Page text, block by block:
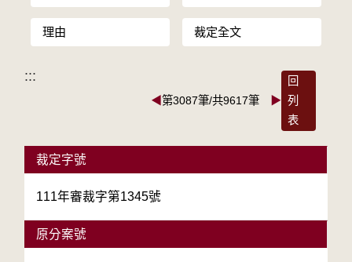
理由 裁定全文
:::
◀第3087筆/共9617筆 ▶
回
列
表
裁定字號
111年審裁字第1345號
原分案號